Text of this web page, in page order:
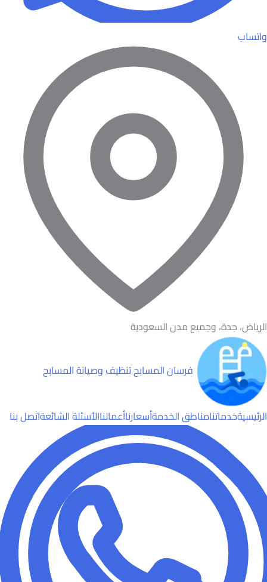
واتساب
الرياض، جدة، وجميع مدن السعودية
فرسان المسابحتنظيف وصيانة المسابح
الرئيسيةخدماتنامناطق الخدمةأسعارناأعمالناالأسئلة الشائعةاتصل بنا